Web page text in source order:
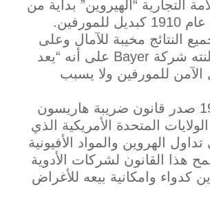
التجارية “الهيروين” بداية من
النتائج مخيبة للآمال وعلى
العكس مما أعلنته شركة Bayer على أنه “يعد
الآمن للمورفين ولا يسبب
• وفي عام 1914 صدر قانون ضريبة هاريسون
المتحدة الأمريكية الذي
الهروين والمواد الأفيونية
هذا القانون لشركات الأدوية
كدواء وامكانية بيعه للأغراض